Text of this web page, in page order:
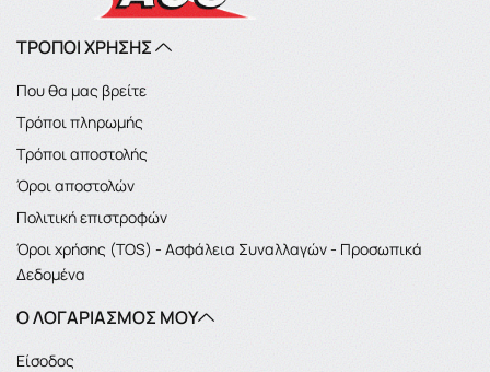
ΤΡΟΠΟΙ ΧΡΗΣΗΣ
Που θα μας βρείτε
Τρόποι πληρωμής
Τρόποι αποστολής
Όροι αποστολών
Πολιτική επιστροφών
Όροι χρήσης (TOS) - Ασφάλεια Συναλλαγών - Προσωπικά
Δεδομένα
Ο ΛΟΓΑΡΙΑΣΜΌΣ ΜΟΥ
Είσοδος